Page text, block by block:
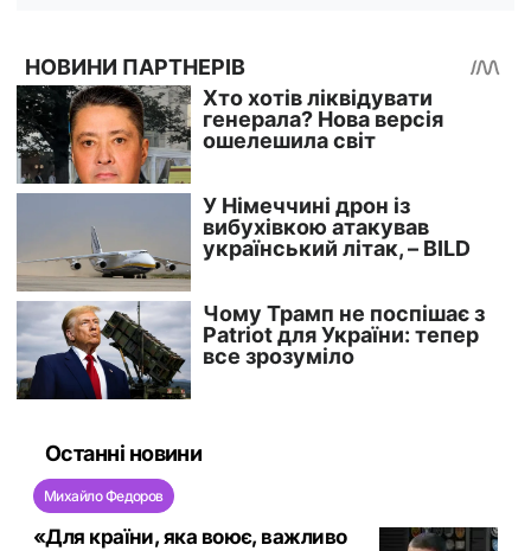
Останні новини
Михайло Федоров
«Для країни, яка воює, важливо